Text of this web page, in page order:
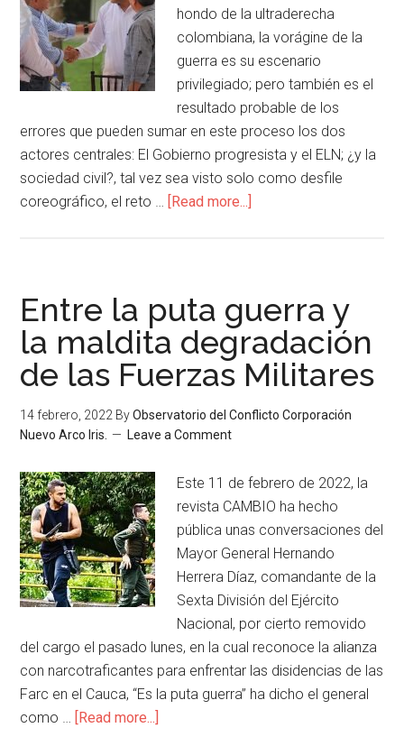
hondo de la ultraderecha
colombiana, la vorágine de la
guerra es su escenario
privilegiado; pero también es el
resultado probable de los
errores que pueden sumar en este proceso los dos
actores centrales: El Gobierno progresista y el ELN; ¿y la
sociedad civil?, tal vez sea visto solo como desfile
coreográfico, el reto … [Read more...]
Entre la puta guerra y
la maldita degradación
de las Fuerzas Militares
14 febrero, 2022 ByObservatorio del Conflicto Corporación
Nuevo Arco Iris.
Leave a Comment
Este 11 de febrero de 2022, la
revista CAMBIO ha hecho
pública unas conversaciones del
Mayor General Hernando
Herrera Díaz, comandante de la
Sexta División del Ejército
Nacional, por cierto removido
del cargo el pasado lunes, en la cual reconoce la alianza
con narcotraficantes para enfrentar las disidencias de las
Farc en el Cauca, “Es la puta guerra” ha dicho el general
como … [Read more...]